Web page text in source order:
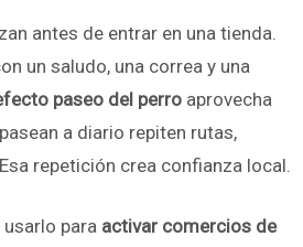
antes de entrar en una tienda.
un saludo, una correa y una
paseo del perro aprovecha
a diario repiten rutas,
repetición crea confianza local.
para activar comercios de